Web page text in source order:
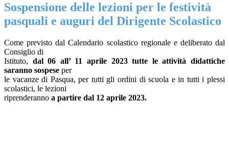
Sospensione delle lezioni per le festività
pasquali e auguri del Dirigente Scolastico
Come previsto dal Calendario scolastico regionale e deliberato dal
Consiglio di
Istituto, dal 06 all’ 11 aprile 2023 tutte le attività didattiche
saranno sospese per
le vacanze di Pasqua, per tutti gli ordini di scuola e in tutti i plessi
scolastici, le lezioni
riprenderanno a partire dal 12 aprile 2023.